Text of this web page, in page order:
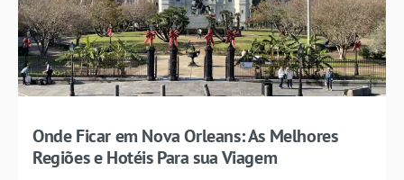
Onde Ficar em Nova Orleans: As Melhores
Regiões e Hotéis Para sua Viagem